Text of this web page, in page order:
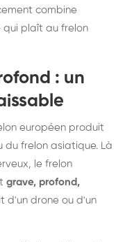
combine
plaît au frelon
: un
européen produit
frelon asiatique. Là
le frelon
grave, profond,
d'un drone ou d'un